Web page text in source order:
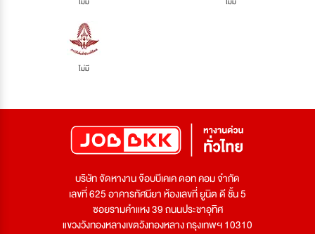
ไม่มี
บริษัท จัดหางาน จ๊อบบีเคเค ดอท คอม จำกัด
เลขที่ 625 อาคารทัศนียา ห้องเลขที่ ยูนิต ดี ชั้น 5
ซอยรามคำแหง 39 ถนนประชาอุทิศ
แขวงวังทองหลางเขตวังทองหลาง กรุงเทพฯ 10310